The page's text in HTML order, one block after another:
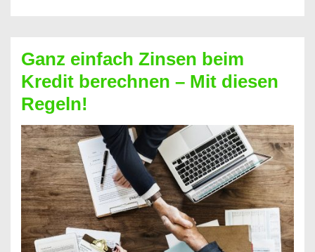
bekommen?
So
ist
es
möglich!
Ganz einfach Zinsen beim
Kredit berechnen – Mit diesen
Regeln!